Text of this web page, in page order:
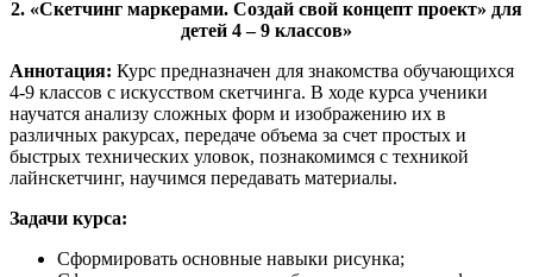
2. «Скетчинг маркерами. Создай свой концепт проект» для
детей 4 – 9 классов»
Аннотация: Курс предназначен для знакомства обучающихся
4-9 классов с искусством скетчинга. В ходе курса ученики
научатся анализу сложных форм и изображению их в
различных ракурсах, передаче объема за счет простых и
быстрых технических уловок, познакомимся с техникой
лайнскетчинг, научимся передавать материалы.
Задачи курса:
Сформировать основные навыки рисунка;